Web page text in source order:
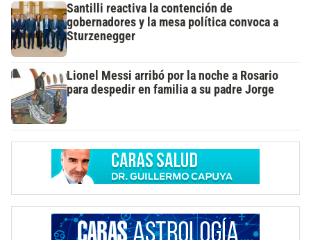
Santilli reactiva la contención de
gobernadores y la mesa política convoca a
Sturzenegger
Lionel Messi arribó por la noche a Rosario
para despedir en familia a su padre Jorge